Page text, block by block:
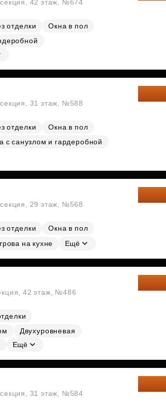
42 этаж, №674
отделки
Окна в пол
31 этаж, №588
отделки
Окна в пол
с санузлом и гардеробной
29 этаж, №568
отделки
Окна в пол
на кухне Ещё
42 этаж, №486
Двухуровневая
Ещё
31 этаж, №584